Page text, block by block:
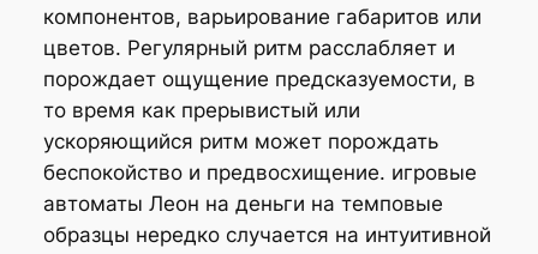
компонентов, варьирование габаритов или
цветов. Регулярный ритм расслабляет и
порождает ощущение предсказуемости, в
то время как прерывистый или
ускоряющийся ритм может порождать
беспокойство и предвосхищение. игровые
автоматы Леон на деньги на темповые
образцы нередко случается на интуитивной